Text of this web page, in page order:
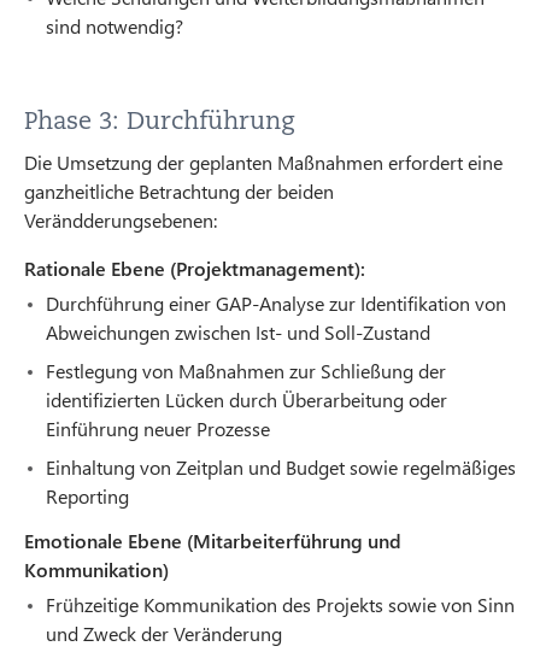
sind notwendig?
Phase 3: Durchführung
Die Umsetzung der geplanten Maßnahmen erfordert eine
ganzheitliche Betrachtung der beiden
Verändderungsebenen:
Rationale Ebene (Projektmanagement):
Durchführung einer GAP-Analyse zur Identifikation von
Abweichungen zwischen Ist- und Soll-Zustand
Festlegung von Maßnahmen zur Schließung der
identifizierten Lücken durch Überarbeitung oder
Einführung neuer Prozesse
Einhaltung von Zeitplan und Budget sowie regelmäßiges
Reporting
Emotionale Ebene (Mitarbeiterführung und
Kommunikation)
Frühzeitige Kommunikation des Projekts sowie von Sinn
und Zweck der Veränderung